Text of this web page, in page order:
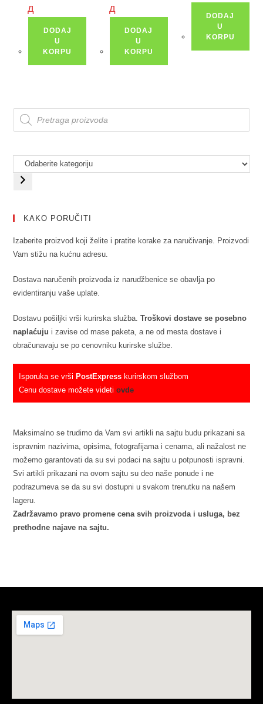
д
DODAJ
U
KORPU
д
DODAJ
U
KORPU
DODAJ
U
KORPU
KAKO PORUČITI
Izaberite proizvod koji želite i pratite korake za naručivanje. Proizvodi
Vam stižu na kućnu adresu.
Dostava naručenih proizvoda iz narudžbenice se obavlja po
evidentiranju vaše uplate.
Dostavu pošiljki vrši kurirska služba.Troškovi dostave se posebno
naplaćuju i zavise od mase paketa, a ne od mesta dostave i
obračunavaju se po cenovniku kurirske službe.
Isporuka se vršiPostExpress kurirskom službom
Cenu dostave možete videtiovde
Maksimalno se trudimo da Vam svi artikli na sajtu budu prikazani sa
ispravnim nazivima, opisima, fotografijama i cenama, ali nažalost ne
možemo garantovati da su svi podaci na sajtu u potpunosti ispravni.
Svi artikli prikazani na ovom sajtu su deo naše ponude i ne
podrazumeva se da su svi dostupni u svakom trenutku na našem
lageru.
Zadržavamo pravo promene cena svih proizvoda i usluga, bez
prethodne najave na sajtu.